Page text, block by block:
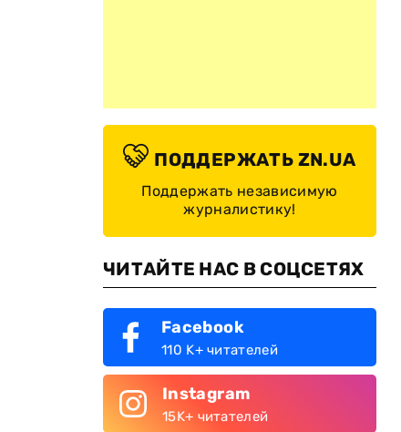
ПОДДЕРЖАТЬ ZN.UA
Поддержать независимую
журналистику!
ЧИТАЙТЕ НАС В СОЦСЕТЯХ
Facebook
110 K+ читателей
Instagram
15K+ читателей